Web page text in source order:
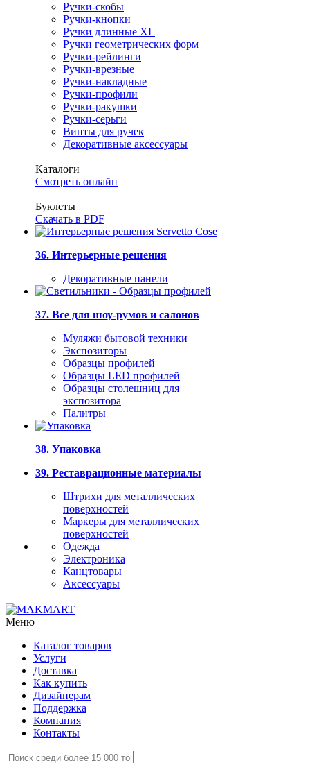
Ручки-скобы
Ручки-кнопки
Ручки длинные XL
Ручки геометрических форм
Ручки-рейлинги
Ручки-врезные
Ручки-накладные
Ручки-профили
Ручки-ракушки
Ручки-серьги
Винты для ручек
Декоративные аксессуары
Каталоги
Смотреть онлайн
Буклеты
Скачать в PDF
36. Интерьерные решения
Декоративные панели
37. Все для шоу-румов и салонов
Муляжи бытовой техники
Экспозиторы
Образцы профилей
Образцы LED профилей
Образцы столешниц для
экспозитора
Палитры
38. Упаковка
39. Реставрационные материалы
Штрихи для металлических
поверхностей
Маркеры для металлических
поверхностей
Одежда
Электроника
Канцтовары
Аксессуары
Меню
Каталог товаров
Услуги
Доставка
Как купить
Дизайнерам
Поддержка
Компания
Контакты